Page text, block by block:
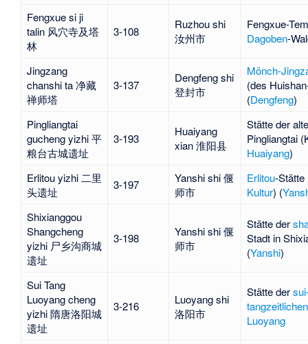
Fengxue si ji
talin 风穴寺及塔
林
3-108
Ruzhou shi
汝州市
Fengxue-
Dagoben-
Jingzang
chanshi ta 净藏
禅师塔
3-137
Dengfeng shi
登封市
Mönch-
(des
(Dengfeng)
Pingliangtai
gucheng yizhi 平
粮台古城遗址
3-193
Huaiyang
xian 淮阳县
Stätte der
Pingliangtai
Huaiyang)
Erlitou yizhi 二里
头遗址
3-197
Yanshi shi 偃
师市
Erlitou-Stätte
Kultur) (
Shixianggou
Shangcheng
yizhi 尸乡沟商城
遗址
3-198
Yanshi shi 偃
师市
Stätte der
Stadt in
(Yanshi)
Sui Tang
Luoyang cheng
yizhi 隋唐洛阳城
遗址
3-216
Luoyang shi
洛阳市
Stätte der
tangzeitlichen
Luoyang